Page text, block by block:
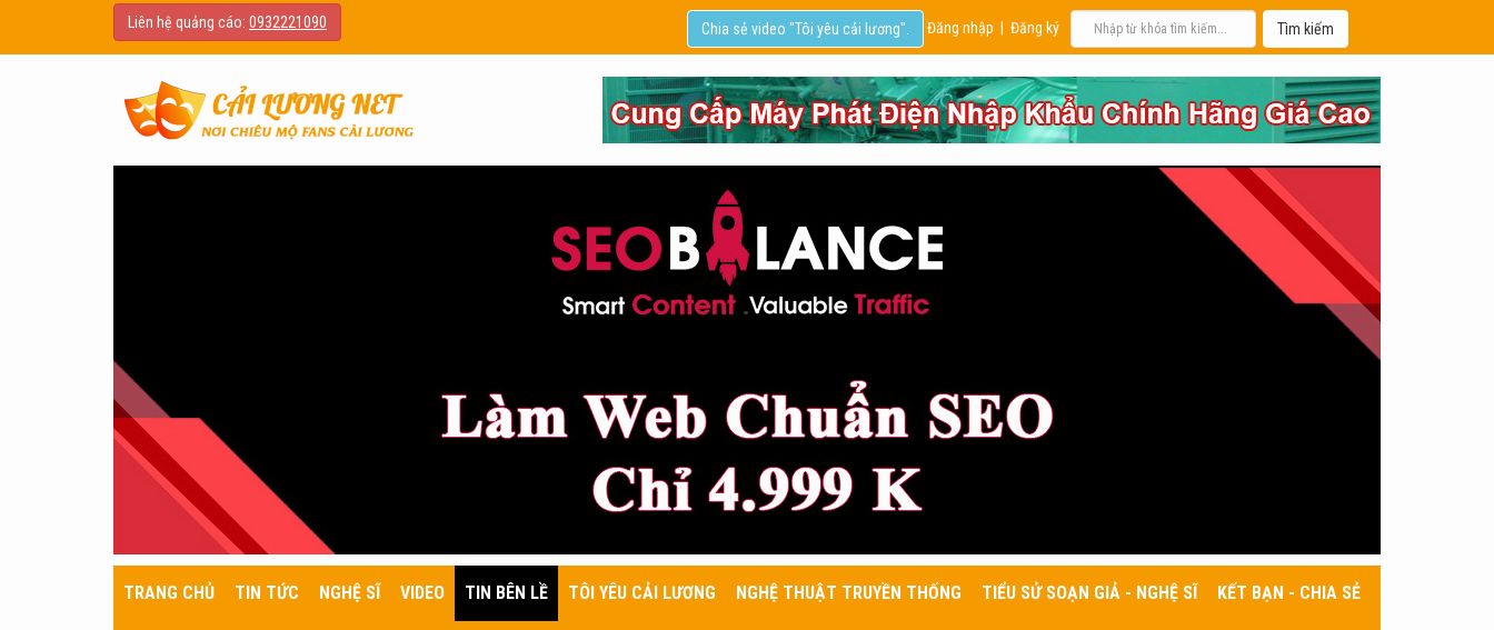
Liên hệ quảng cáo: 0932221090 Đăng nhập Đăng ký
Chia sẻ video "Tôi yêu cải lương".
TRANG CHỦ TIN TỨC NGHỆ SĨ VIDEO TIN BÊN LỀ TÔI YÊU CẢI LƯƠNG NGHỆ THUẬT TRUYỀN THỐNG TIỂU SỬ SOẠN GIẢ - NGHỆ SĨ KẾT BẠN - CHIA SẺ